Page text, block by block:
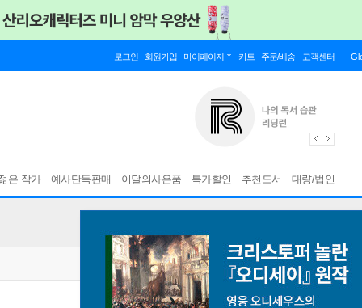
로그인 회원가입 마이페이지 카트 주문/배송 고객센터
은 작가 예사단독판매 이달의사은품 특가할인 추천도서 대량/법인